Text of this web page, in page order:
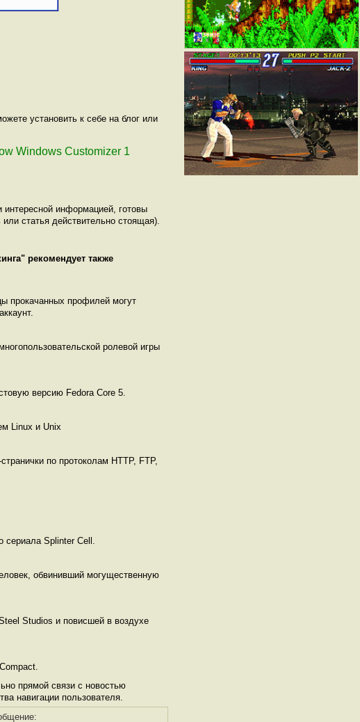
установить к себе на блог или
Windows Customizer 1
информацией, готовы
статья действительно стоящая).
" рекомендует также
прокачанных профилей могут
ролевой игры
версию Fedora Core 5.
Linux и Unix
по протоколам HTTP, FTP,
сериала Splinter Cell.
обвинивший могущественную
Studios и повисшей в воздухе
прямой связи с новостью
навигации пользователя.